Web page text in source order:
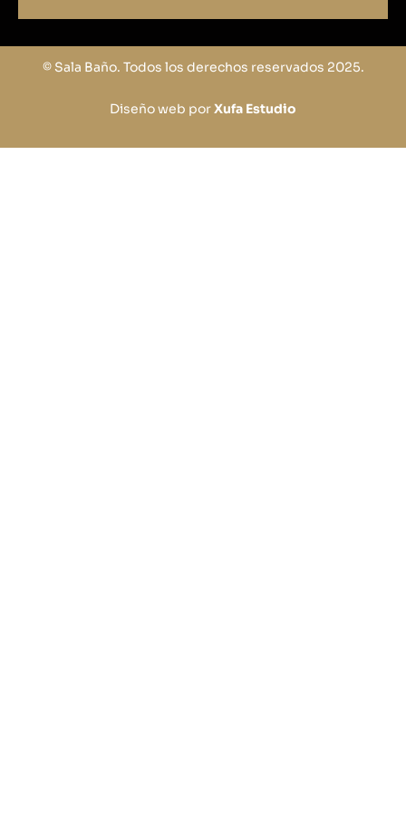
© Sala Baño. Todos los derechos reservados 2025.
Diseño web porXufa Estudio